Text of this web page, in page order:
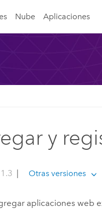
Nube Aplicaciones
y
| Otras versiones
aplicaciones web